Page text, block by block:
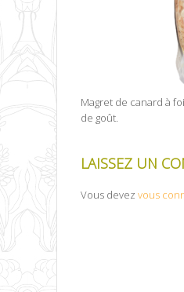
Magret de canard à
de goût.
LAISSEZ UN
Vous devez vous